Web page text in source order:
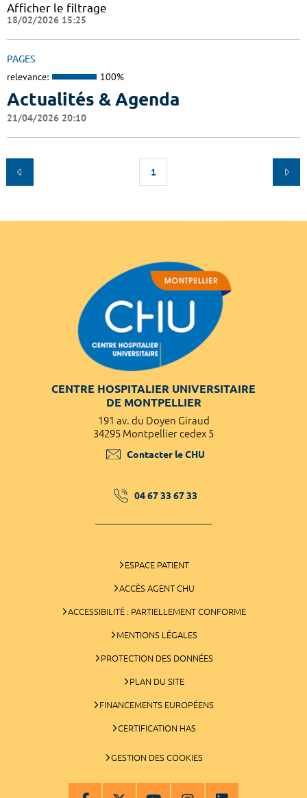
Afficher le filtrage
18/02/2026 15:25
PAGES
relevance: 100%
Actualités & Agenda
21/04/2026 20:10
1
CENTRE HOSPITALIER UNIVERSITAIRE
DE MONTPELLIER
191 av. du Doyen Giraud
34295 Montpellier cedex 5
Contacter le CHU
04 67 33 67 33
ESPACE PATIENT
ACCÈS AGENT CHU
ACCESSIBILITÉ : PARTIELLEMENT CONFORME
MENTIONS LÉGALES
PROTECTION DES DONNÉES
PLAN DU SITE
FINANCEMENTS EUROPÉENS
CERTIFICATION HAS
GESTION DES COOKIES